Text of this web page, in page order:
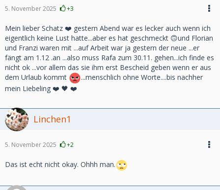
5. November 2025 +3
Mein lieber Schatz ❤️ gestern Abend war es lecker auch wenn ich
eigentlich keine Lust hatte...aber es hat geschmeckt 🙃und Florian
und Franzi waren mit ...auf Arbeit war ja gestern der neue ...er
fängt am 1.12 .an ...also muss Rafa zum 30.11. gehen...ich finde es
nicht ok ...vor allem das sie ihm erst Bescheid geben wenn er aus
dem Urlaub kommt
...menschlich ohne Worte....bis nachher
mein Liebeling ❤️ 🖤 ❤️
Linchen1
5. November 2025 +2
Das ist echt nicht okay. Ohhh man.